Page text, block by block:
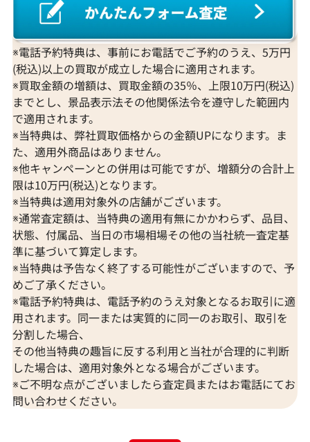
ダイヤモンド リング 9.464・D0.24ct
参考買取価格
208,000円
2025年9月10日時点
ダイヤモンド
173,000円
2026年2月10日
Pt･Pm900 クリソベリルキャッツアイ・
ダイヤモンド リング 3.292・0.4ct
参考買取価格
170,000円
2026年6月10日時点
ダイヤモンド
参考買取価格
2026年6月11日
※電話予約特典は、事前にお電話でご予約のうえ、5万円
(税込)以上の買取が成立した場合に適用されます。
※買取金額の増額は、買取金額の35％、上限10万円(税込)
までとし、景品表示法その他関係法令を遵守した範囲内
で適用されます。
※当特典は、弊社買取価格からの金額UPになります。ま
た、適用外商品はありません。
※他キャンペーンとの併用は可能ですが、増額分の合計上
限は10万円(税込)となります。
※当特典は適用対象外の店舗がございます。
※通常査定額は、当特典の適用有無にかかわらず、品目、
状態、付属品、当日の市場相場その他の当社統一査定基
準に基づいて算定します。
※当特典は予告なく終了する可能性がございますので、予
めご了承ください。
※電話予約特典は、電話予約のうえ対象となるお取引に適
用されます。同一または実質的に同一のお取引、取引を
分割した場合、
その他当特典の趣旨に反する利用と当社が合理的に判断
した場合は、適用対象外となる場合がございます。
※ご不明な点がございましたら査定員またはお電話にてお
問い合わせください。